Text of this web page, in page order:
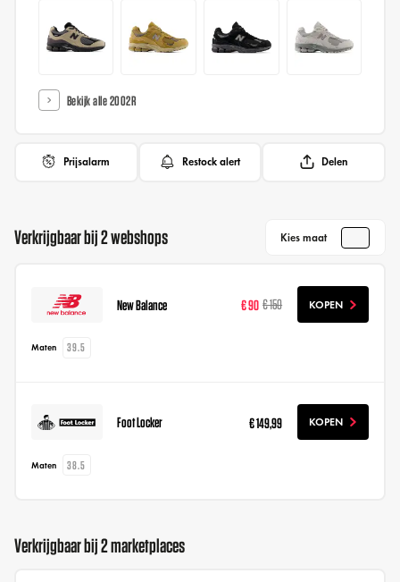
Bekijk alle 2002R
Prijsalarm Restock alert Delen
Verkrijgbaar bij 2 webshops Kies maat
New Balance € 90 € 150 KOPEN
Maten 39.5
Foot Locker € 149,99 KOPEN
Maten 38.5
Verkrijgbaar bij 2 marketplaces